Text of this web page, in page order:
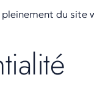
du site